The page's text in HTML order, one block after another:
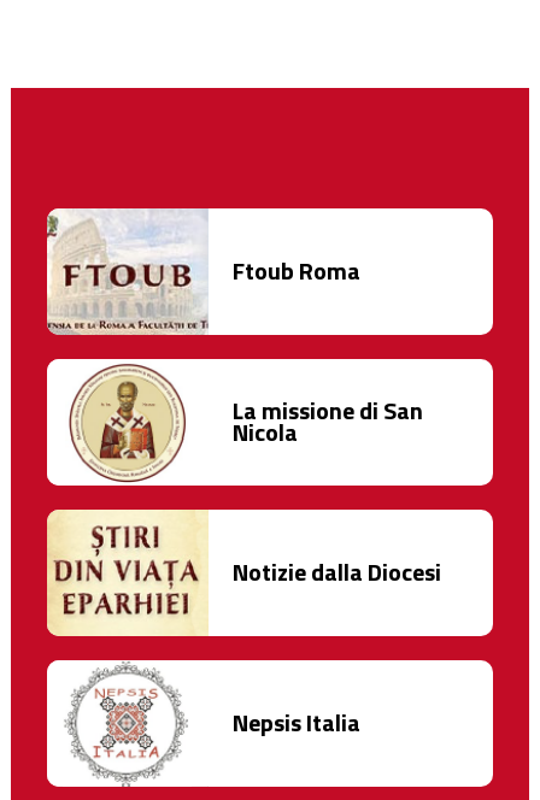
Ftoub Roma
La missione di San
Nicola
Notizie dalla Diocesi
Nepsis Italia